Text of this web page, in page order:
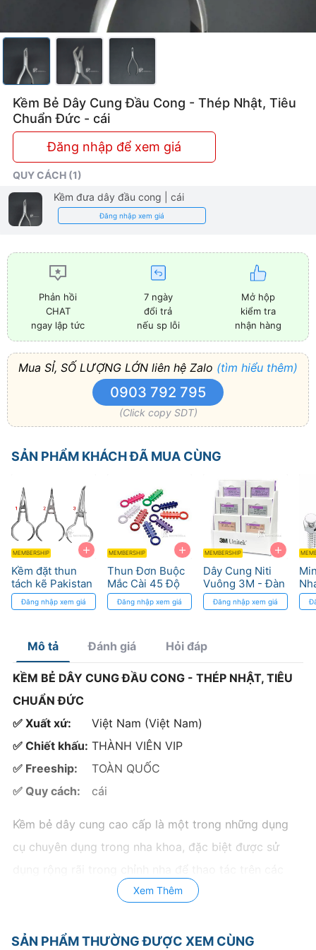
Kềm Bẻ Dây Cung Đầu Cong - Thép Nhật, Tiêu
Chuẩn Đức - cái
Đăng nhập để xem giá
QUY CÁCH (1)
Kềm đưa dây đầu cong
| cái
Đăng nhập xem giá
Phản hồi
CHAT
ngay lập tức
7 ngày
đổi trả
nếu sp lỗi
Mở hộp
kiểm tra
nhận hàng
Mua SỈ, SỐ LƯỢNG LỚN liên hệ Zalo (tìm hiểu thêm)
0903 792 795
(Click copy SDT)
SẢN PHẨM KHÁCH ĐÃ MUA CÙNG
+
MEMBERSHIP
Kềm đặt thun
tách kẽ Pakistan
Đăng nhập xem giá
+
MEMBERSHIP
Thun Đơn Buộc
Mắc Cài 45 Độ
3M - Tối ưu Điều
Trị Niềng Răng
Đăng nhập xem giá
+
MEMBERSHIP
Dây Cung Niti
Vuông 3M - Đàn
Hồi Cao, Khả
Năng Tái Tạo
Đăng nhập xem giá
Mô tả Đánh giá Hỏi đáp
KỀM BẺ DÂY CUNG ĐẦU CONG - THÉP NHẬT, TIÊU
CHUẨN ĐỨC
✅ Xuất xứ:
Việt Nam (Việt Nam)
✅ Chiết khấu: THÀNH VIÊN VIP
✅ Freeship:
TOÀN QUỐC
✅ Quy cách:
cái
Kềm bẻ dây cung cao cấp là một trong những dụng
cụ chuyên dụng trong nha khoa, đặc biệt được sử
dây cung niềng răng.
Xem Thêm
SẢN PHẨM THƯỜNG ĐƯỢC XEM CÙNG